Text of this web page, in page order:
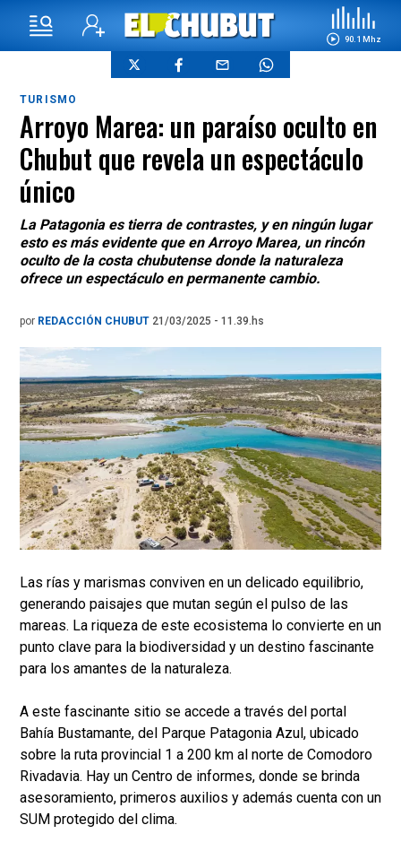
90.1 Mhz
TURISMO
Arroyo Marea: un paraíso oculto en
Chubut que revela un espectáculo
único
La Patagonia es tierra de contrastes, y en ningún lugar
esto es más evidente que en Arroyo Marea, un rincón
oculto de la costa chubutense donde la naturaleza
ofrece un espectáculo en permanente cambio.
por REDACCIÓN CHUBUT 21/03/2025 - 11.39.hs
Las rías y marismas conviven en un delicado equilibrio,
generando paisajes que mutan según el pulso de las
mareas. La riqueza de este ecosistema lo convierte en un
punto clave para la biodiversidad y un destino fascinante
para los amantes de la naturaleza.
A este fascinante sitio se accede a través del portal
Bahía Bustamante, del Parque Patagonia Azul, ubicado
sobre la ruta provincial 1 a 200 km al norte de Comodoro
Rivadavia. Hay un Centro de informes, donde se brinda
asesoramiento, primeros auxilios y además cuenta con un
SUM protegido del clima.